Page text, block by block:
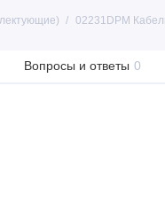
02231DPM
Вопросы и ответы 0